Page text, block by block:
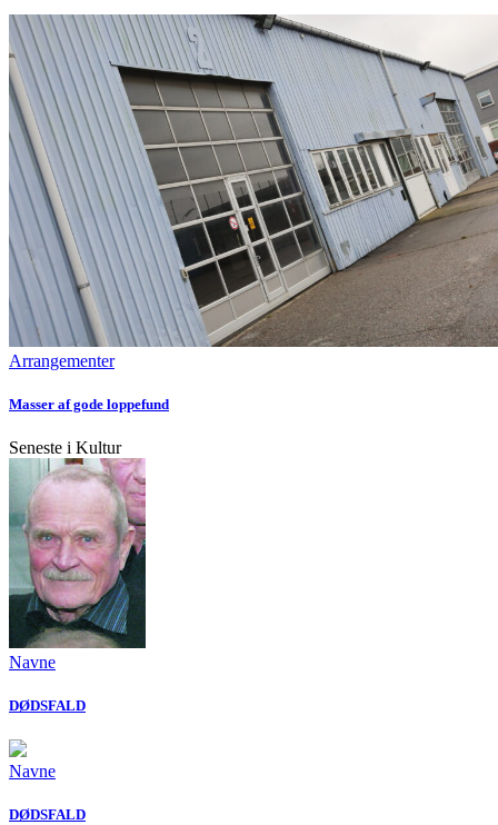
Arrangementer
Masser af gode loppefund
Seneste i Kultur
Navne
DØDSFALD
Navne
DØDSFALD